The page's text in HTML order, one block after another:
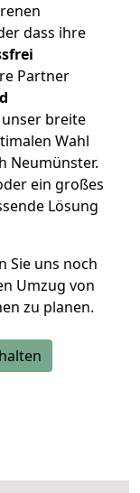
dass ihre
Partner
breite
Wahl
Neumünster.
ein großes
Lösung
Sie uns noch
Umzug von
zu planen.